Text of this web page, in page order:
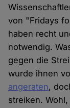
von "Fridays
haben recht
notwendig.
gegen die
wurde ihnen
angeraten,
streiken.